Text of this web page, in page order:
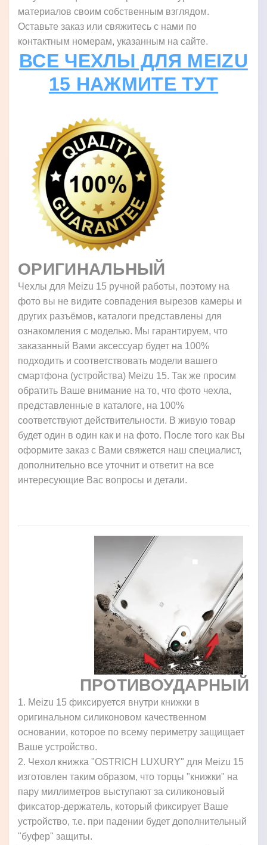
материалов своим собственным взглядом.
Оставьте заказ или свяжитесь с нами по
контактным номерам, указанным на сайте.
ВСЕ ЧЕХЛЫ ДЛЯ MEIZU
15 НАЖМИТЕ ТУТ
ОРИГИНАЛЬНЫЙ
Чехлы для Meizu 15 ручной работы, поэтому на
фото вы не видите совпадения вырезов камеры и
других разъёмов, каталоги представлены для
ознакомления с моделью. Мы гарантируем, что
заказанный Вами аксессуар будет на 100%
подходить и соответствовать модели вашего
смартфона (устройства) Meizu 15. Так же просим
обратить Ваше внимание на то, что фото чехла,
представленные в каталоге, на 100%
соответствуют действительности. В живую товар
будет один в один как и на фото. После того как Вы
оформите заказ с Вами свяжется наш специалист,
дополнительно все уточнит и ответит на все
интересующие Вас вопросы и детали.
ПРОТИВОУДАРНЫЙ
1. Meizu 15 фиксируется внутри книжки в
оригинальном силиконовом качественном
основании, которое по всему периметру защищает
Ваше устройство.
2. Чехол книжка "OSTRICH LUXURY" для Meizu 15
изготовлен таким образом, что торцы "книжки" на
пару миллиметров выступают за силиконовый
фиксатор-держатель, который фиксирует Ваше
устройство, т.е. при падении будет дополнительный
"буфер" защиты.